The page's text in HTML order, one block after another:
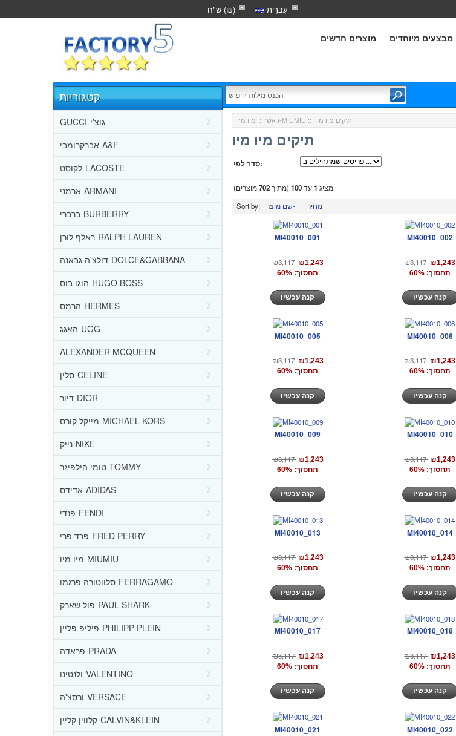
עִברִית ש"ח (₪)
מוצרים חדשים מבצעים מיוחדים
קטגוריות
GUCCI-גוצ'י
אברקרומבי-A&F
לקוסט-LACOSTE
ארמני-ARMANI
ברברי-BURBERRY
ראלף לורן-RALPH LAUREN
דולצ'ה גבאנה-DOLCE&GABBANA
הוגו בוס-HUGO BOSS
הרמס-HERMES
האגג-UGG
ALEXANDER MCQUEEN
סלין-CELINE
דיור-DIOR
מייקל קורס-MICHAEL KORS
נייק-NIKE
טומי הילפיגר-TOMMY
אדידס-ADIDAS
פנדי-FENDI
פרד פרי-FRED PERRY
מיו מיו-MIUMIU
סלווטורה פרגמו-FERRAGAMO
פול שארק-PAUL SHARK
פיליפ פליין-PHILIPP PLEIN
פראדה-PRADA
ולנטינו-VALENTINO
ורסצ'ה-VERSACE
קלווין קליין-CALVIN&KLEIN
ראשי :: מיו מיו-MIUMIU :: תיקים מיו מיו
תיקים מיו מיו
סדר לפי:
מציג 1עד100(מתוך702מוצרים)
Sort by: שם מוצר- מחיר
MI40010_001
₪3,117 ₪1,243
תחסוך: 60%
MI40010_002
₪3,117 ₪1,243
תחסוך: 60%
קנה עכשיו
MI40010_005
₪3,117 ₪1,243
תחסוך: 60%
MI40010_006
₪3,117 ₪1,243
תחסוך: 60%
קנה עכשיו
MI40010_009
₪3,117 ₪1,243
תחסוך: 60%
MI40010_010
₪3,117 ₪1,243
תחסוך: 60%
קנה עכשיו
MI40010_013
₪3,117 ₪1,243
תחסוך: 60%
MI40010_014
₪3,117 ₪1,243
תחסוך: 60%
קנה עכשיו
MI40010_017
₪3,117 ₪1,243
תחסוך: 60%
MI40010_018
₪3,117 ₪1,243
תחסוך: 60%
קנה עכשיו
MI40010_021 MI40010_022